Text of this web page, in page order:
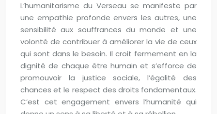
L’humanitarisme du Verseau se manifeste par
une empathie profonde envers les autres, une
sensibilité aux souffrances du monde et une
volonté de contribuer à améliorer la vie de ceux
qui sont dans le besoin. Il croit fermement en la
dignité de chaque être humain et s’efforce de
promouvoir la justice sociale, l’égalité des
chances et le respect des droits fondamentaux.
C’est cet engagement envers l’humanité qui